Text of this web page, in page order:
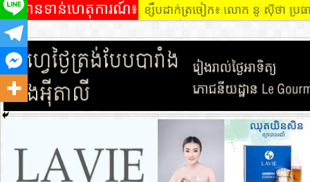
ព័ត៌មានទាន់ហេតុការណ៍៖ ខ្សឹបដាក់ត្រចៀក ៖ អគារ Sky 31